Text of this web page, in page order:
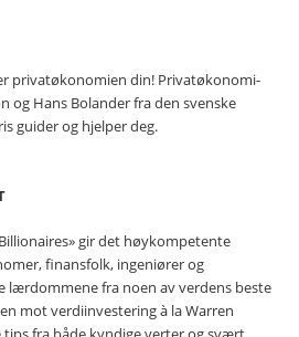
privatøkonomien din! Privatøkonomi-
og Hans Bolander fra den svenske
guider og hjelper deg.
gir det høykompetente
finansfolk, ingeniører og
lærdommene fra noen av verdens beste
mot verdiinvestering à la Warren